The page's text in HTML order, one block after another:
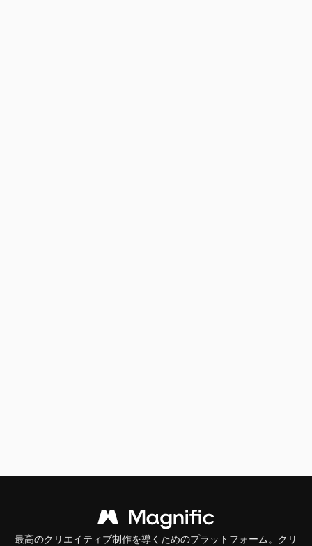
最高のクリエイティブ制作を導くためのプラットフォーム。クリ